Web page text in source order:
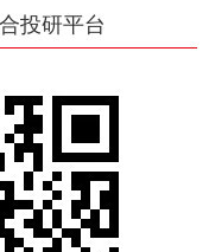
投研平台